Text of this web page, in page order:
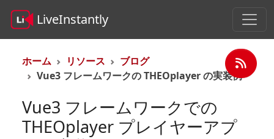
LiveInstantly
ホーム リソース
ブログ
Vue3 フレームワークの THEOplayer の実装例
Vue3 フレームワークでの
THEOplayer プレイヤーアプ